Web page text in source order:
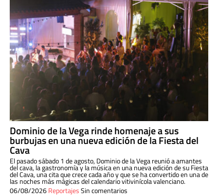
Dominio de la Vega rinde homenaje a sus
burbujas en una nueva edición de la Fiesta del
Cava
El pasado sábado 1 de agosto, Dominio de la Vega reunió a amantes
del cava, la gastronomía y la música en una nueva edición de su Fiesta
del Cava, una cita que crece cada año y que se ha convertido en una de
las noches más mágicas del calendario vitivinícola valenciano.
06/08/2026ReportajesSin comentarios